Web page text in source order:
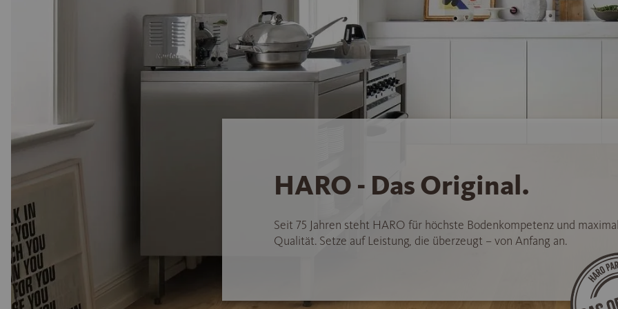
HARO - Das Original.
Seit 75 Jahren steht HARO für höchste Bodenkompetenz und
Qualität. Setze auf Leistung, die überzeugt – von Anfang an.